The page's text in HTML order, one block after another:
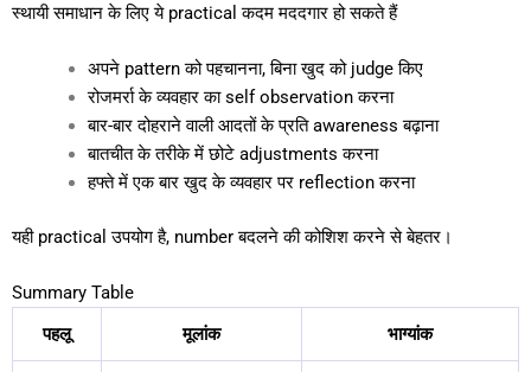
स्थायी समाधान के लिए ये practical कदम मददगार हो सकते हैं
अपने pattern को पहचानना, बिना खुद को judge किए
रोजमर्रा के व्यवहार का self observation करना
बार-बार दोहराने वाली आदतों के प्रति awareness बढ़ाना
बातचीत के तरीके में छोटे adjustments करना
हफ्ते में एक बार खुद के व्यवहार पर reflection करना
यही practical उपयोग है, number बदलने की कोशिश करने से बेहतर।
Summary Table
पहलू
मूलांक भाग्यांक